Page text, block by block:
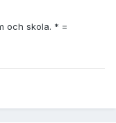
och skola. * =